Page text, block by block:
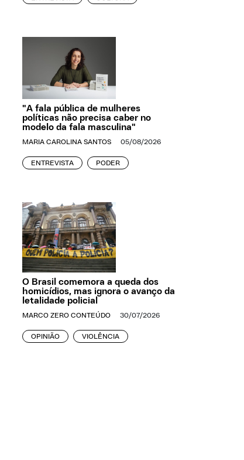
"A fala pública de mulheres
políticas não precisa caber no
modelo da fala masculina"
MARIA CAROLINA SANTOS 05/08/2026
ENTREVISTA PODER
O Brasil comemora a queda dos
homicídios, mas ignora o avanço da
letalidade policial
MARCO ZERO CONTEÚDO 30/07/2026
OPINIÃO VIOLÊNCIA